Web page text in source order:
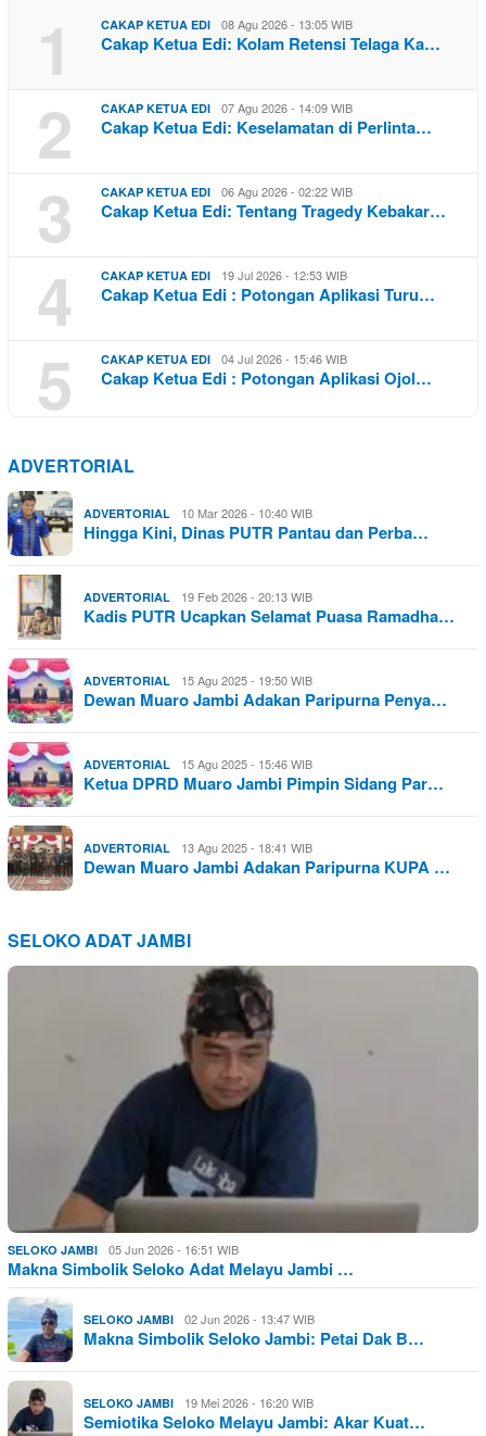
1 CAKAP KETUA EDI 08 Agu 2026 - 13:05 WIB
Cakap Ketua Edi: Kolam Retensi Telaga Ka…
2 CAKAP KETUA EDI 07 Agu 2026 - 14:09 WIB
Cakap Ketua Edi: Keselamatan di Perlinta…
3 CAKAP KETUA EDI 06 Agu 2026 - 02:22 WIB
Cakap Ketua Edi: Tentang Tragedy Kebakar…
4 CAKAP KETUA EDI 19 Jul 2026 - 12:53 WIB
Cakap Ketua Edi : Potongan Aplikasi Turu…
5 CAKAP KETUA EDI 04 Jul 2026 - 15:46 WIB
Cakap Ketua Edi : Potongan Aplikasi Ojol…
ADVERTORIAL
ADVERTORIAL 10 Mar 2026 - 10:40 WIB
Hingga Kini, Dinas PUTR Pantau dan Perba…
ADVERTORIAL 19 Feb 2026 - 20:13 WIB
Kadis PUTR Ucapkan Selamat Puasa Ramadha…
ADVERTORIAL 15 Agu 2025 - 19:50 WIB
Dewan Muaro Jambi Adakan Paripurna Penya…
ADVERTORIAL 15 Agu 2025 - 15:46 WIB
Ketua DPRD Muaro Jambi Pimpin Sidang Par…
ADVERTORIAL 13 Agu 2025 - 18:41 WIB
Dewan Muaro Jambi Adakan Paripurna KUPA …
SELOKO ADAT JAMBI
SELOKO JAMBI 05 Jun 2026 - 16:51 WIB
Makna Simbolik Seloko Adat Melayu Jambi …
SELOKO JAMBI 02 Jun 2026 - 13:47 WIB
Makna Simbolik Seloko Jambi: Petai Dak B…
SELOKO JAMBI 19 Mei 2026 - 16:20 WIB
Semiotika Seloko Melayu Jambi: Akar Kuat…